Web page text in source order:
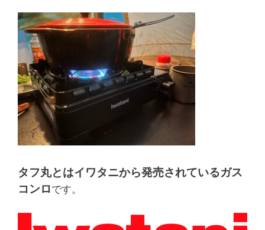
タフ丸とはイワタニから発売されているガス
コンロ です。